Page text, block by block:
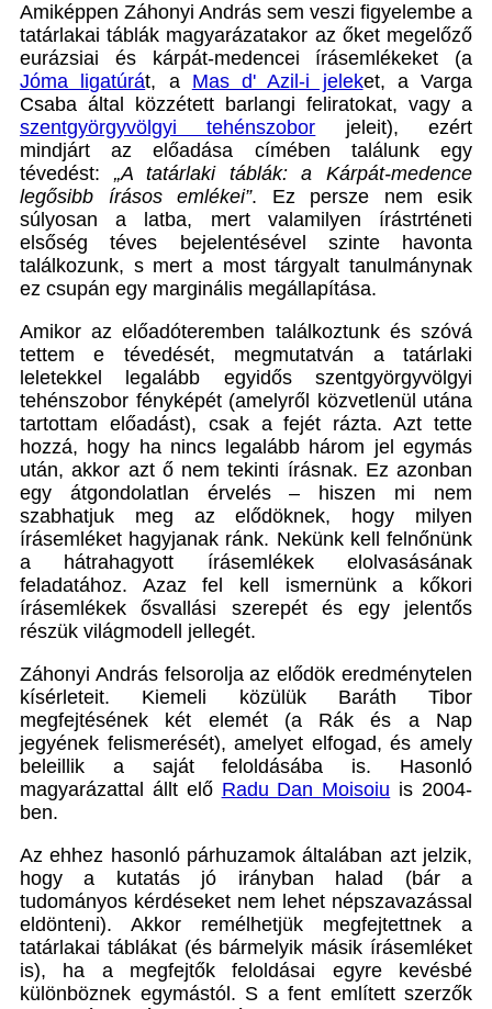
Amiképpen Záhonyi András sem veszi figyelembe a
tatárlakai táblák magyarázatakor az őket megelőző
eurázsiai és kárpát-medencei írásemlékeket (a
Jóma ligatúrát, a Mas d' Azil-i jeleket, a Varga
Csaba által közzétett barlangi feliratokat, vagy a
szentgyörgyvölgyi tehénszobor jeleit), ezért
mindjárt az előadása címében találunk egy
tévedést: „A tatárlaki táblák: a Kárpát-medence
legősibb írásos emlékei”. Ez persze nem esik
súlyosan a latba, mert valamilyen írástrténeti
elsőség téves bejelentésével szinte havonta
találkozunk, s mert a most tárgyalt tanulmánynak
ez csupán egy marginális megállapítása.
Amikor az előadóteremben találkoztunk és szóvá
tettem e tévedését, megmutatván a tatárlaki
leletekkel legalább egyidős szentgyörgyvölgyi
tehénszobor fényképét (amelyről közvetlenül utána
tartottam előadást), csak a fejét rázta. Azt tette
hozzá, hogy ha nincs legalább három jel egymás
után, akkor azt ő nem tekinti írásnak. Ez azonban
egy átgondolatlan érvelés – hiszen mi nem
szabhatjuk meg az elődöknek, hogy milyen
írásemléket hagyjanak ránk. Nekünk kell felnőnünk
a hátrahagyott írásemlékek elolvasásának
feladatához. Azaz fel kell ismernünk a kőkori
írásemlékek ősvallási szerepét és egy jelentős
részük világmodell jellegét.
Záhonyi András felsorolja az elődök eredménytelen
kísérleteit. Kiemeli közülük Baráth Tibor
megfejtésének két elemét (a Rák és a Nap
jegyének felismerését), amelyet elfogad, és amely
beleillik a saját feloldásába is. Hasonló
magyarázattal állt elő Radu Dan Moisoiu is 2004-
ben.
Az ehhez hasonló párhuzamok általában azt jelzik,
hogy a kutatás jó irányban halad (bár a
tudományos kérdéseket nem lehet népszavazással
eldönteni). Akkor remélhetjük megfejtettnek a
tatárlakai táblákat (és bármelyik másik írásemléket
is), ha a megfejtők feloldásai egyre kevésbé
különböznek egymástól. S a fent említett szerzők